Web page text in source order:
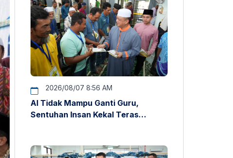
2026/08/07 8:56 AM
AI Tidak Mampu Ganti Guru,
Sentuhan Insan Kekal Teras